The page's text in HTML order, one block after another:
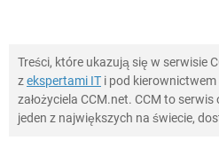
Treści, które ukazują się w serwisie
zekspertami IT i pod
założyciela CCM.net. CCM to
jeden z największych na świecie,